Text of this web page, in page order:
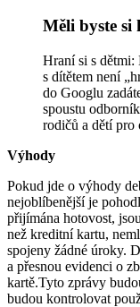
Měli byste si
Hraní si s dětmi:
s dítětem není
do Googlu
spoustu
rodičů a dětí pro
Výhody
Pokud jde o výhody
nejoblíbenější je
přijímána hotovost,
než kreditní kartu,
spojeny žádné úroky.
a přesnou evidenci o
kartě.Tyto zprávy
budou kontrolovat